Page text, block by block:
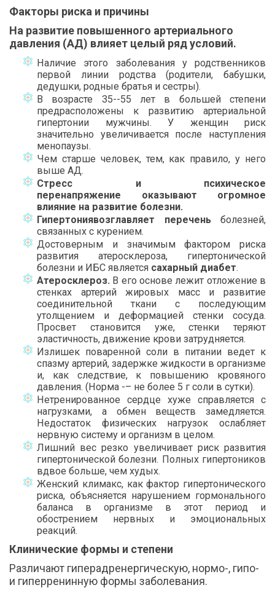
Факторы риска и причины
На развитие повышенного артериального
давления (АД) влияет целый ряд условий.
Наличие этого заболевания у родственников
первой линии родства (родители, бабушки,
дедушки, родные братья и сестры).
В возрасте 35--55 лет в большей степени
предрасположены к развитию артериальной
гипертонии мужчины. У женщин риск
значительно увеличивается после наступления
менопаузы.
Чем старше человек, тем, как правило, у него
выше АД.
Стресс и психическое
перенапряжение оказывают огромное
влияние на развитие болезни.
Гипертониявозглавляет перечень болезней,
связанных с курением.
Достоверным и значимым фактором риска
развития атеросклероза, гипертонической
болезни и ИБС является сахарный диабет.
Атеросклероз. В его основе лежит отложение в
стенках артерий жировых масс и развитие
соединительной ткани с последующим
утолщением и деформацией стенки сосуда.
Просвет становится уже, стенки теряют
эластичность, движение крови затрудняется.
Излишек поваренной соли в питании ведет к
спазму артерий, задержке жидкости в организме
и, как следствие, к повышению кровяного
давления. (Норма -– не более 5 г соли в сутки).
Нетренированное сердце хуже справляется с
нагрузками, а обмен веществ замедляется.
Недостаток физических нагрузок ослабляет
нервную систему и организм в целом.
Лишний вес резко увеличивает риск развития
гипертонической болезни. Полных гипертоников
вдвое больше, чем худых.
Женский климакс, как фактор гипертонического
риска, объясняется нарушением гормонального
баланса в организме в этот период и
обострением нервных и эмоциональных
реакций.
Клинические формы и степени
Различают гиперадренергическую, нормо-, гипо-
и гиперренинную формы заболевания.